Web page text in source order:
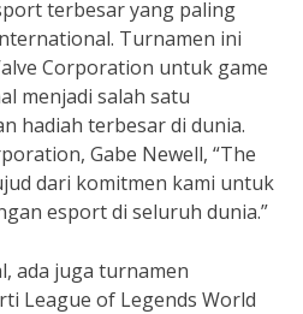
terbesar yang paling
Turnamen ini
Corporation untuk game
menjadi salah satu
hadiah terbesar di dunia.
Gabe Newell, “The
dari komitmen kami untuk
esport di seluruh dunia.”
ada juga turnamen
League of Legends World